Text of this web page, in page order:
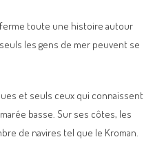
toute une histoire autour
les gens de mer peuvent se
et seuls ceux qui connaissent
basse. Sur ses côtes, les
de navires tel que le Kroman.